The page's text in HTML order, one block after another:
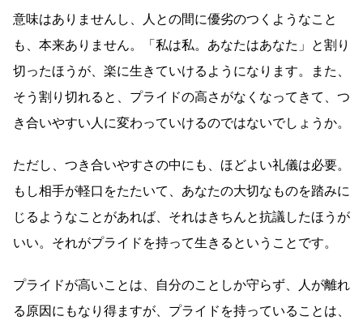
意味はありませんし、人との間に優劣のつくようなこと
も、本来ありません。「私は私。あなたはあなた」と割り
切ったほうが、楽に生きていけるようになります。また、
そう割り切れると、プライドの高さがなくなってきて、つ
き合いやすい人に変わっていけるのではないでしょうか。
ただし、つき合いやすさの中にも、ほどよい礼儀は必要。
もし相手が軽口をたたいて、あなたの大切なものを踏みに
じるようなことがあれば、それはきちんと抗議したほうが
いい。それがプライドを持って生きるということです。
プライドが高いことは、自分のことしか守らず、人が離れ
る原因にもなり得ますが、プライドを持っていることは、